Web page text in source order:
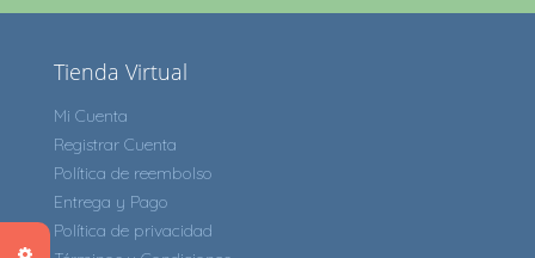
Tienda Virtual
Mi Cuenta
Registrar Cuenta
Política de reembolso
Entrega y Pago
Política de privacidad